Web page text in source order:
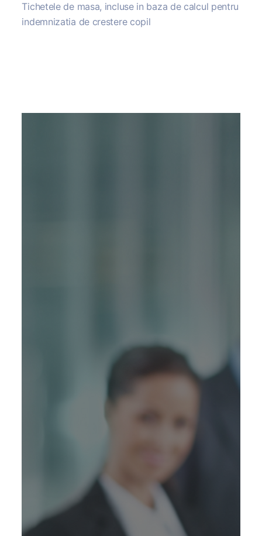
Tichetele de masa, incluse in baza de calcul pentru
indemnizatia de crestere copil